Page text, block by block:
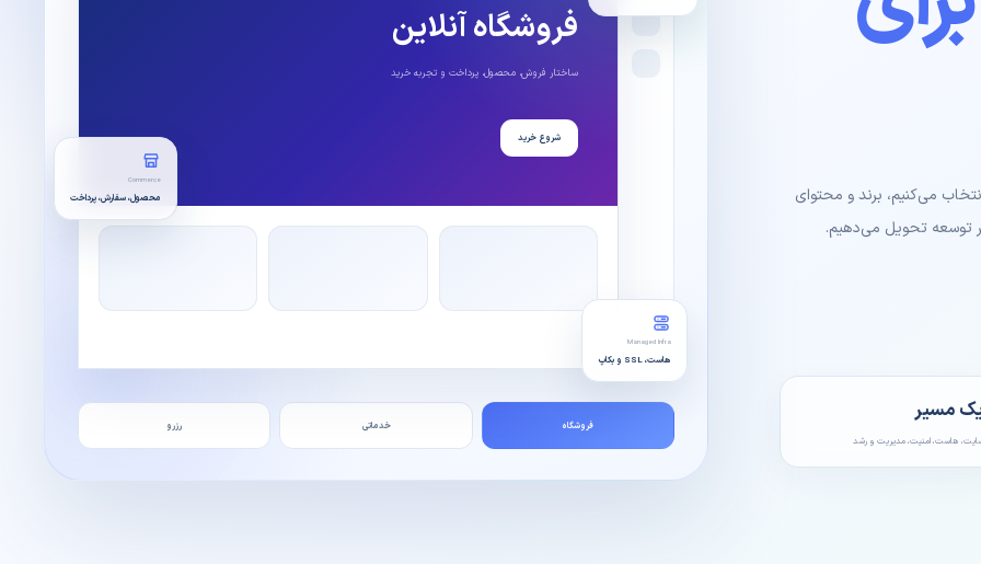
خدمات DevOps
می‌کنیم، برند و محتوای
توسعه تحویل می‌دهیم.
مسیر
هاست، امنیت، مدیریت و رشد
فروشگاه آنلاین
ساختار فروش، محصول، پرداخت و تجربه خرید
شروع خرید
Commerce
محصول، سفارش، پرداخت
Managed Infra
هاست، SSL و بکاپ
فروشگاه خدماتی رزرو